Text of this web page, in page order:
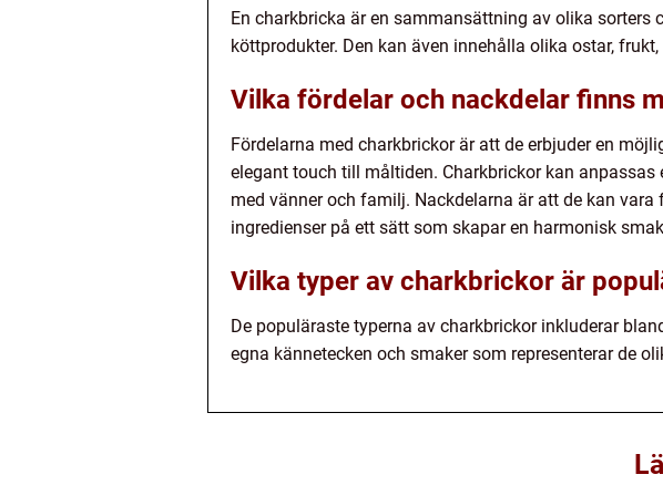
En charkbricka är en sammansättning av olika sorters
köttprodukter. Den kan även innehålla olika ostar,
Vilka fördelar och nackdelar finns
Fördelarna med charkbrickor är att de erbjuder en
elegant touch till måltiden. Charkbrickor kan
med vänner och familj. Nackdelarna är att de kan
ingredienser på ett sätt som skapar en harmonisk
Vilka typer av charkbrickor är
De populäraste typerna av charkbrickor inkluderar
egna kännetecken och smaker som representerar de